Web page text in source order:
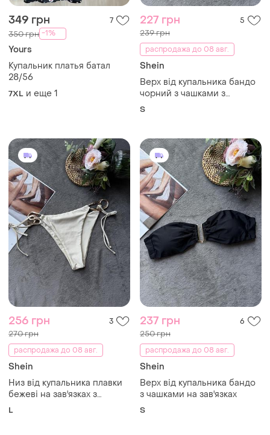
349 грн 7
350 грн -1%
Yours
Купальник платья батал
28/56
7XL и еще 1
227 грн 5
239 грн
распродажа до 08 авг.
Shein
Верх від купальника бандо
чорний з чашками з
мушлями
S
256 грн 3
270 грн
распродажа до 08 авг.
Shein
Низ від купальника плавки
бежеві на зав'язках з
металевим декором
L
237 грн 6
250 грн
распродажа до 08 авг.
Shein
Верх від купальника бандо
з чашками на зав'язках
S